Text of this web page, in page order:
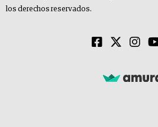
los derechos reservados.